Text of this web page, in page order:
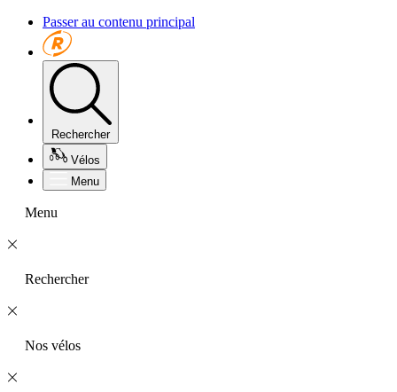
Passer au contenu principal
Rechercher
Vélos
Menu
Menu
Rechercher
Nos vélos